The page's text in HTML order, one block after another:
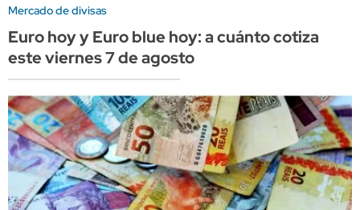
Mercado de divisas
Euro hoy y Euro blue hoy: a cuánto cotiza
este viernes 7 de agosto